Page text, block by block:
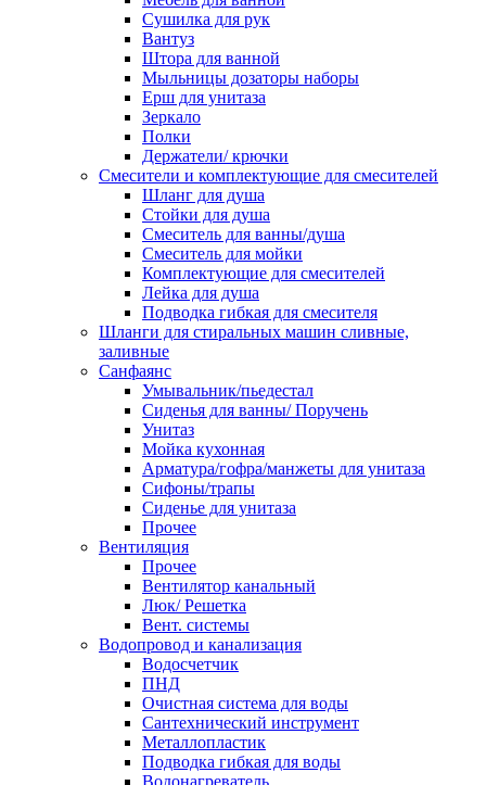
Сушилка для рук
Вантуз
Штора для ванной
Мыльницы дозаторы наборы
Ерш для унитаза
Зеркало
Полки
Держатели/ крючки
Смесители и комплектующие для смесителей
Шланг для душа
Стойки для душа
Смеситель для ванны/душа
Смеситель для мойки
Комплектующие для смесителей
Лейка для душа
Подводка гибкая для смесителя
Шланги для стиральных машин сливные,
заливные
Санфаянс
Умывальник/пьедестал
Сиденья для ванны/ Поручень
Унитаз
Мойка кухонная
Арматура/гофра/манжеты для унитаза
Сифоны/трапы
Сиденье для унитаза
Прочее
Вентиляция
Прочее
Вентилятор канальный
Люк/ Решетка
Вент. системы
Водопровод и канализация
Водосчетчик
ПНД
Очистная система для воды
Сантехнический инструмент
Металлопластик
Подводка гибкая для воды
Водонагреватель